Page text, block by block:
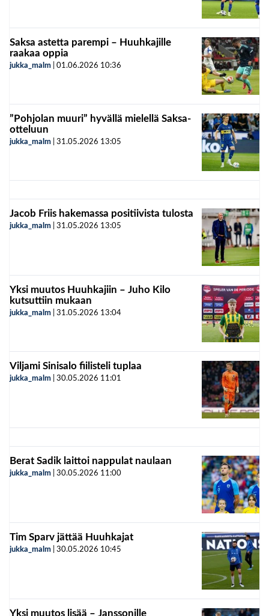
Saksa astetta parempi – Huuhkajille
raakaa oppia
jukka_malm 01.06.2026 10:36
”Pohjolan muuri” hyvällä mielellä Saksa-
otteluun
jukka_malm 31.05.2026 13:05
Jacob Friis hakemassa positiivista tulosta
jukka_malm 31.05.2026 13:05
Yksi muutos Huuhkajiin – Juho Kilo
kutsuttiin mukaan
jukka_malm 31.05.2026 13:04
Viljami Sinisalo fiilisteli tuplaa
jukka_malm 30.05.2026 11:01
Berat Sadik laittoi nappulat naulaan
jukka_malm 30.05.2026 11:00
Tim Sparv jättää Huuhkajat
jukka_malm 30.05.2026 10:45
Yksi muutos lisää – Janssonille